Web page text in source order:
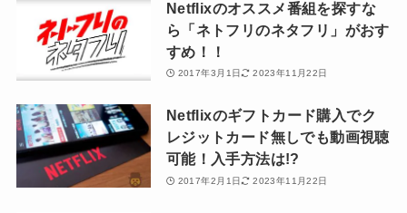
Netflixのオススメ番組を探すな
ら「ネトフリのネタフリ」がおす
すめ！！
2017年3月1日 2023年11月22日
Netflixのギフトカード購入でク
レジットカード無しでも動画視聴
可能！入手方法は!?
2017年2月1日 2023年11月22日